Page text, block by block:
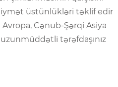
üstünlükləri təklif edir
Cənub-Şərqi Asiya
tərəfdaşınız